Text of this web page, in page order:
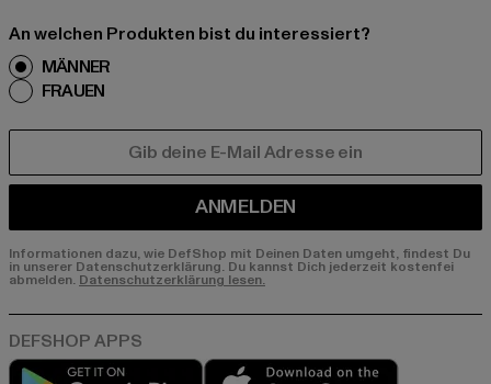
An welchen Produkten bist du interessiert?
MÄNNER
FRAUEN
ANMELDEN
Informationen dazu, wie DefShop mit Deinen Daten umgeht, findest Du
in unserer Datenschutzerklärung. Du kannst Dich jederzeit kostenfei
abmelden. Datenschutzerklärung lesen.
Play market